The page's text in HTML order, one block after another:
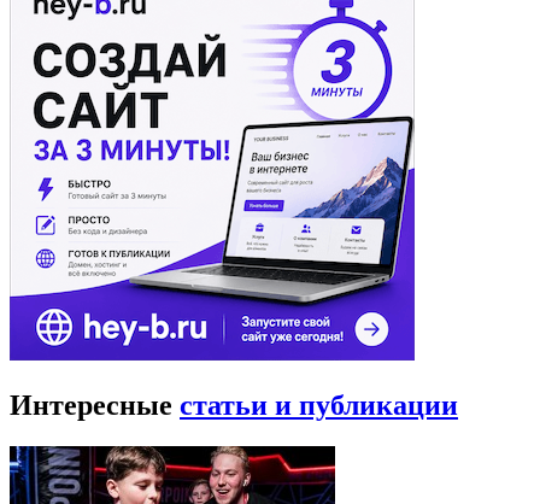
Интересные статьи и публикации